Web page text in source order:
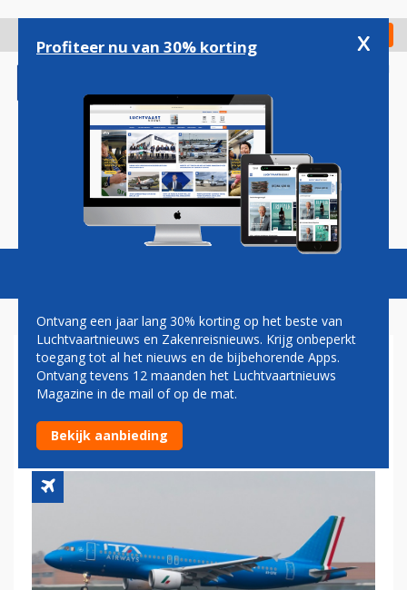
gaan
Check in
Magazine Podcasts Vacatures
ITALIË BEGINT MET
VERKOOPPROCES VAN
OPVOLGER ALITALIA
Profiteer nu van 30% korting x
Ontvang een jaar lang 30% korting op het beste van
Luchtvaartnieuws en Zakenreisnieuws. Krijg onbeperkt
toegang tot al het nieuws en de bijbehorende Apps.
Ontvang tevens 12 maanden het Luchtvaartnieuws
Magazine in de mail of op de mat.
Bekijk aanbieding